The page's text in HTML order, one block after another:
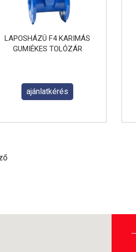
LAPOSHÁZÚ F4 KARIMÁS
GUMIÉKES TOLÓZÁR
ajánlatkérés